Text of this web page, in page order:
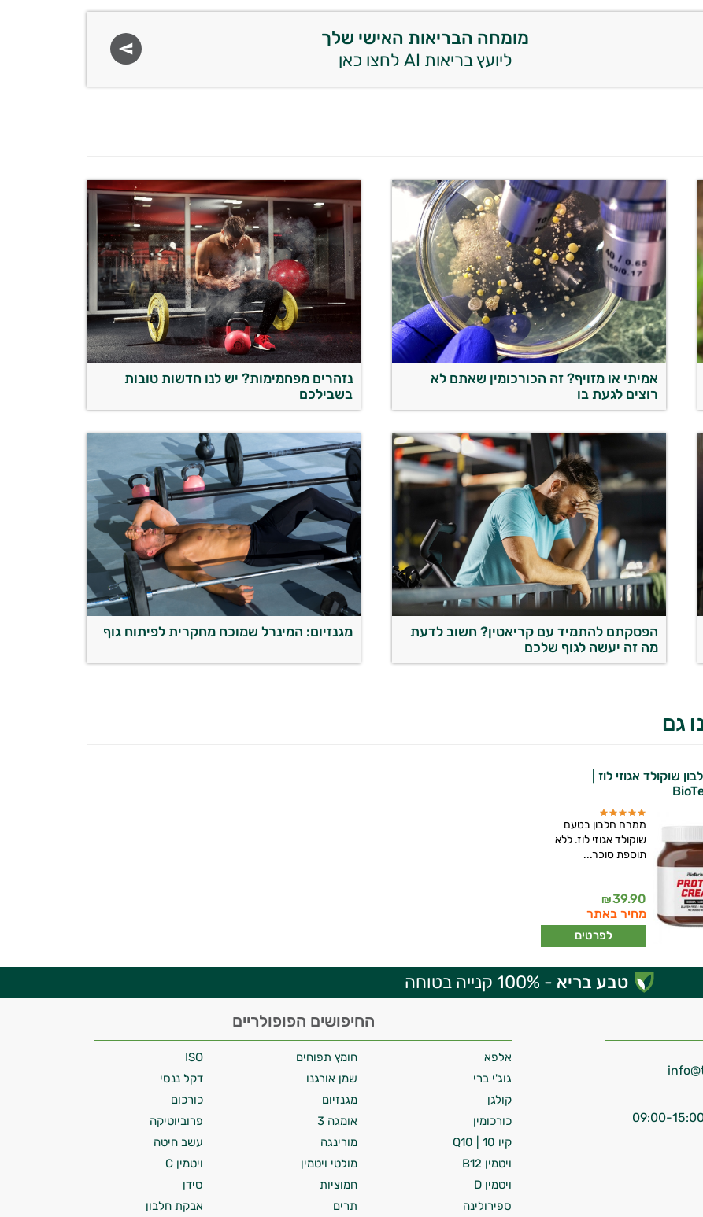
מומחה הבריאות האישי שלך
ליועץ בריאות AI לחצו כאן
אמיתי או מזויף? זה הכורכומין שאתם לא
רוצים לגעת בו
נזהרים מפחמימות? יש לנו חדשות טובות
בשבילכם
הפסקתם להתמיד עם קריאטין? חשוב לדעת
מה זה יעשה לגוף שלכם
מגנזיום: המינרל שמוכח מחקרית לפיתוח גוף
גם
שוקולד אגוזי לוז |
ממרח חלבון בטעם
שוקולד אגוזי לוז. ללא
תוספת סוכר...
39.90
₪
מחיר באתר
לפרטים
טבע בריא - 100% קנייה בטוחה
החיפושים הפופולריים
אלפא חומץ תפוחים
ISO
גוג'י ברי
שמן אורגנו
דקל ננסי
קולגן
מגנזיום
כורכום
כורכומין
אומגה 3
פרוביוטיקה
קיו 10 | Q10
מורינגה
עשב חיטה
ויטמין B12
מולטי ויטמין
ויטמין C
ויטמין D
חמוציות
סידן
ספירולינה
תרים אבקת חלבון